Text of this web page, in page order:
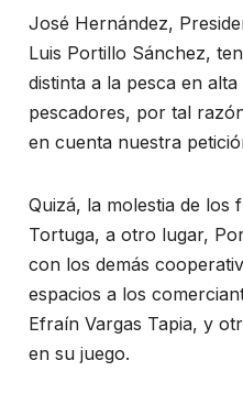
José Hernández,
Luis Portillo Sánchez,
distinta a la pesca en
pescadores, por tal
en cuenta nuestra
Quizá, la molestia de los
Tortuga, a otro lugar,
con los demás
espacios a los
Efraín Vargas Tapia, y
en su juego.